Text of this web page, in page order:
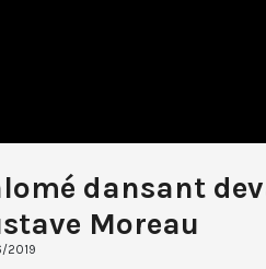
dansant
Moreau
2019